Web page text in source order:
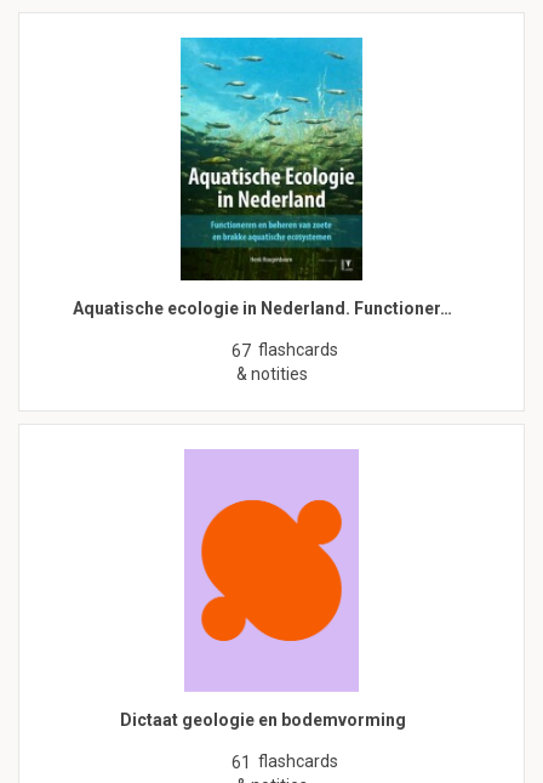
Aquatische ecologie in Nederland. Functioner…
67 flashcards
& notities
Dictaat geologie en bodemvorming
61 flashcards